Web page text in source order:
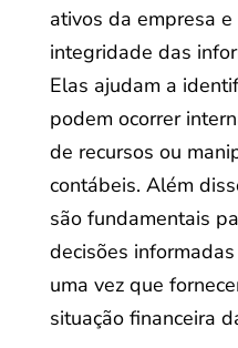
ativos da empresa
integridade das
Elas ajudam a
podem ocorrer
de recursos ou
contábeis. Além
são fundamentais
decisões
uma vez que
situação financeira